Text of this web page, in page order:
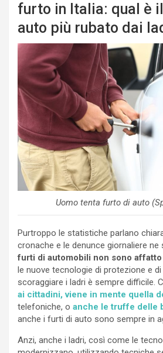
furto in Italia: qual è
auto più rubato dai
Uomo tenta furto di auto
Purtroppo le statistiche parlano
cronache e le denunce giornaliere
furti di automobili non sono
le nuove tecnologie di protezione e
scoraggiare i ladri è sempre difficile.
ai cittadini, viene in mente quella
telefoniche, o anche le truffe delle
anche i furti di auto sono sempre in
Anzi, anche i ladri, così come le